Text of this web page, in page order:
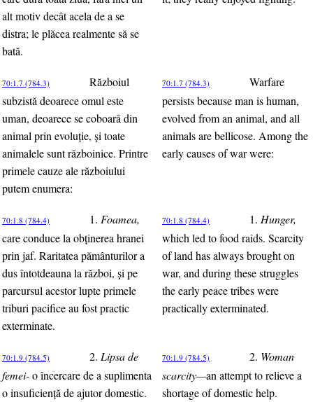
alt motiv decât acela de a se
distra; le plăcea realmente să se
bată.
70:1.7 (784.3)
Războiul
subzistă deoarece omul este
uman, deoarece se coboară din
animal prin evoluţie, şi toate
animalele sunt războinice. Printre
primele cauze ale războiului
putem enumera:
70:1.7 (784.3)
Warfare
persists because man is human,
evolved from an animal, and all
animals are bellicose. Among the
early causes of war were:
70:1.8 (784.4) 1. Foamea,
care conduce la obţinerea hranei
prin jaf. Raritatea pământurilor a
dus întotdeauna la război, şi pe
parcursul acestor lupte primele
triburi pacifice au fost practic
exterminate.
70:1.8 (784.4) 1. Hunger,
which led to food raids. Scarcity
of land has always brought on
war, and during these struggles
the early peace tribes were
practically exterminated.
70:1.9 (784.5) 2. Lipsa de
femei-o încercare de a suplimenta
o insuficienţă de ajutor domestic.
70:1.9 (784.5) 2. Woman
scarcity—an attempt to relieve a
shortage of domestic help.